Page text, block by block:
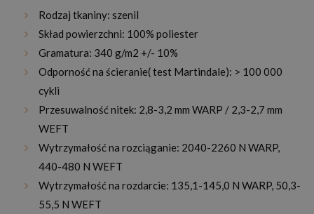
Rodzaj tkaniny: szenil
Skład powierzchni: 100% poliester
Gramatura: 340 g/m2 +/- 10%
Odporność na ścieranie( test Martindale): > 100 000
cykli
Przesuwalność nitek: 2,8-3,2 mm WARP / 2,3-2,7 mm
WEFT
Wytrzymałość na rozciąganie: 2040-2260 N WARP,
440-480 N WEFT
Wytrzymałość na rozdarcie: 135,1-145,0 N WARP, 50,3-
55,5 N WEFT